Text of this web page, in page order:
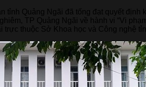
tỉnh Quảng Ngãi đã tống đạt quyết
TP Quảng Ngãi về hành vi “Vi
trực thuộc Sở Khoa học và Công nghệ